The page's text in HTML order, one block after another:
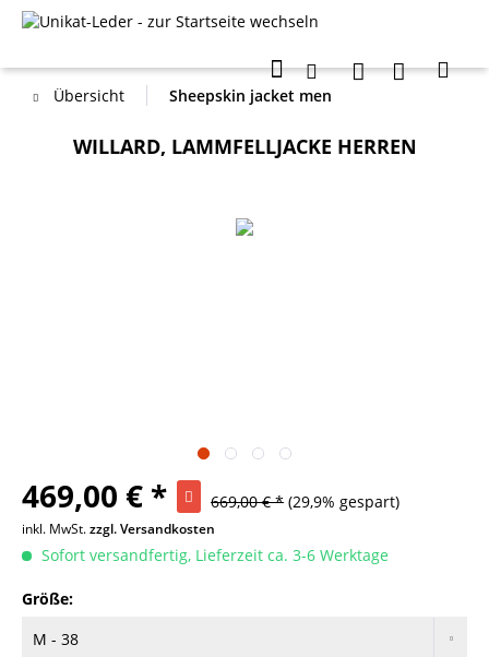
Übersicht Sheepskin jacket men
WILLARD, LAMMFELLJACKE HERREN
469,00 € * 669,00 € * (29,9% gespart)
inkl. MwSt.zzgl. Versandkosten
Sofort versandfertig, Lieferzeit ca. 3-6 Werktage
Größe: